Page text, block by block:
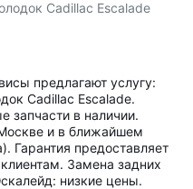
Cadillac Escalade
предлагают услугу:
Cadillac Escalade.
запчасти в наличии.
и в ближайшем
Гарантия предоставляет
Замена задних
низкие цены.